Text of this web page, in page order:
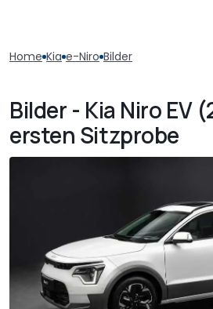
Home Kia e-Niro Bilder
Bilder - Kia Niro EV
ersten Sitzprobe